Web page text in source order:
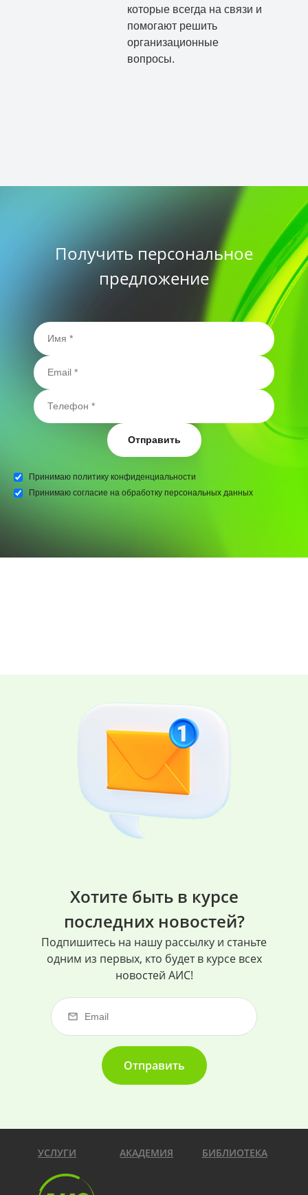
которые всегда на связи и
помогают решить
организационные
вопросы.
Получить персональное
предложение
Отправить
Принимаю политику конфиденциальности
Принимаю согласие на обработку персональных данных
Хотите быть в курсе
последних новостей?
Подпишитесь на нашу рассылку и станьте
одним из первых, кто будет в курсе всех
новостей АИС!
Отправить
УСЛУГИ АКАДЕМИЯ БИБЛИОТЕКА